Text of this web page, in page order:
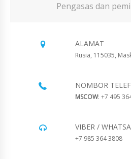
Pengasas dan
ALAMAT
Rusia, 115035,
NOMBOR
MSCOW: +7 495
VIBER /
+7 985 364 3808